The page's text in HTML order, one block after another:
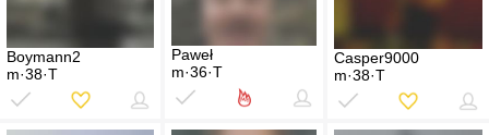
Boymann2
m·38·T
Paweł
m·36·T
Casper9000
m·38·T